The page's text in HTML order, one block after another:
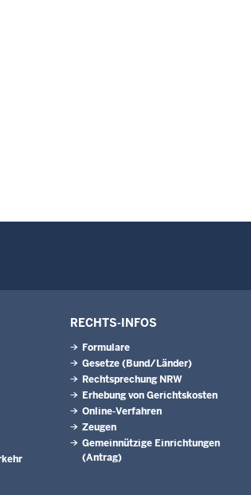
RECHTS-INFOS
Formulare
Gesetze (Bund/Länder)
Rechtsprechung NRW
Erhebung von Gerichtskosten
Online-Verfahren
Zeugen
Gemeinnützige Einrichtungen
(Antrag)